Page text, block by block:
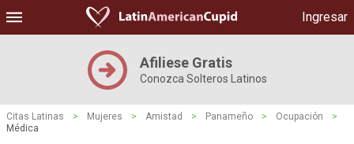
Ingresar
Afiliese Gratis
Conozca Solteros Latinos
Citas Latinas > Mujeres > Amistad > Panameño > Ocupación
>
Médica